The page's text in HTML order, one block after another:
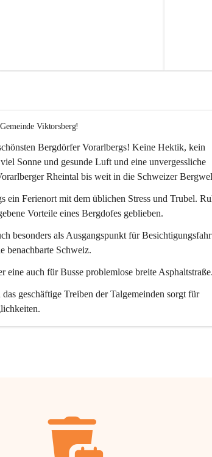
Viktorsberg!
Bergdörfer Vorarlbergs! Keine Hektik, kein
Sonne und gesunde Luft und eine unvergessliche
Rheintal bis weit in die Schweizer
ein Ferienort mit dem üblichen Stress und Trubel.
Vorteile eines Bergdofes geblieben.
besonders als Ausgangspunkt für
benachbarte Schweiz.
eine auch für Busse problemlose breite
geschäftige Treiben der Talgemeinden sorgt für